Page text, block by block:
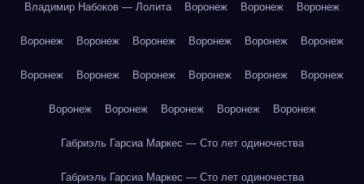
Владимир Набоков — Лолита Воронеж Воронеж Воронеж
Воронеж Воронеж Воронеж Воронеж Воронеж Воронеж
Воронеж Воронеж Воронеж Воронеж Воронеж Воронеж
Воронеж Воронеж Воронеж Воронеж Воронеж
Габриэль Гарсиа Маркес — Сто лет одиночества
Габриэль Гарсиа Маркес — Сто лет одиночества